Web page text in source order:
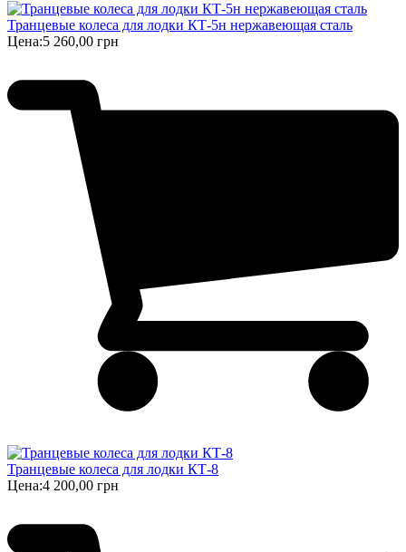
Транцевые колеса для лодки КТ-5н нержавеющая сталь
Цена:5 260,00 грн
Транцевые колеса для лодки КТ-8
Цена:4 200,00 грн